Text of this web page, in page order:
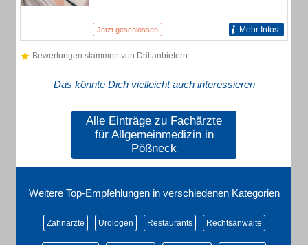
Jetzt geschlossen Mehr Infos
Bewertungen stammen von Drittanbietern
Das könnte Dich vielleicht auch interessieren
Alle Einträge zu Fachärzte
für Allgemeinmedizin in
Pößneck
Weitere Top-Empfehlungen in verschiedenen Kategorien
Zahnärzte Urologen Restaurants Rechtsanwälte